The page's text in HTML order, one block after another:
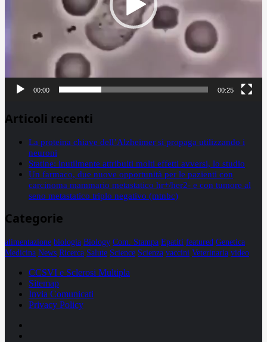
00:00 00:25
Articoli recenti
La proteina chiave dell’Alzheimer si propaga utilizzando i
neuroni
Statine: inutilmente attribuiti molti effetti avversi, lo studio
Un farmaco, due nuove opportunità per le pazienti con
carcinoma mammario metastatico hr+/her2- e con tumore al
seno metastatico triplo negativo (mtnbc)
Categorie
alimentazione biologia Biology Com. Stampa Epatiti featured Genetica
Medicina News Ricerca Salute Science Scienza vaccini Veterinaria video
CCSVI e Sclerosi Multipla
Sitemap
Invia Comunicati
Privacy Policy